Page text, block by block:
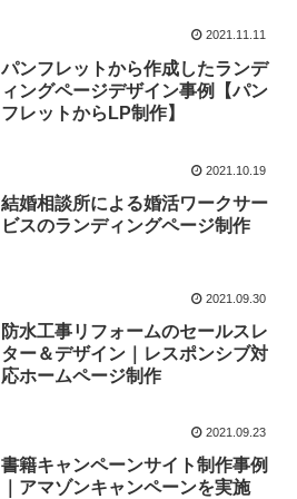
2021.11.11
パンフレットから作成したランデ
ィングページデザイン事例【パン
フレットからLP制作】
2021.10.19
結婚相談所による婚活ワークサー
ビスのランディングページ制作
2021.09.30
防水工事リフォームのセールスレ
ター＆デザイン｜レスポンシブ対
応ホームページ制作
2021.09.23
書籍キャンペーンサイト制作事例
｜アマゾンキャンペーンを実施